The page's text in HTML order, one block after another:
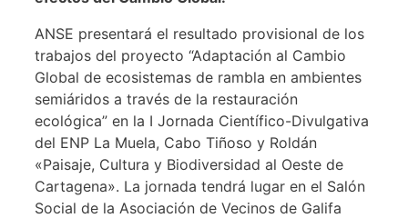
ANSE presentará el resultado provisional de los
trabajos del proyecto “Adaptación al Cambio
Global de ecosistemas de rambla en ambientes
semiáridos a través de la restauración
ecológica” en la I Jornada Científico-Divulgativa
del ENP La Muela, Cabo Tiñoso y Roldán
«Paisaje, Cultura y Biodiversidad al Oeste de
Cartagena». La jornada tendrá lugar en el Salón
Social de la Asociación de Vecinos de Galifa